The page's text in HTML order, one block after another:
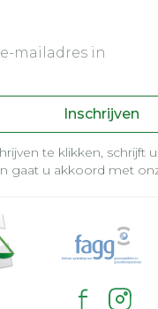
Inschrijven
te klikken, schrijft
gaat u akkoord met